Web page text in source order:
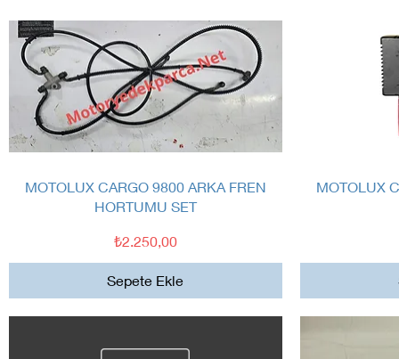
Hızlı Bakış
MOTOLUX CARGO 9800 ARKA FREN
HORTUMU SET
Fiyat
₺2.250,00
Sepete Ekle
MOTOLUX